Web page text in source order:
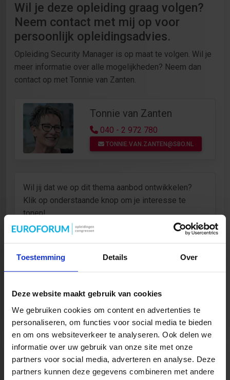
Toestemming Details Over
Deze website maakt gebruik van cookies
We gebruiken cookies om content en advertenties te
personaliseren, om functies voor social media te bieden
en om ons websiteverkeer te analyseren. Ook delen we
informatie over uw gebruik van onze site met onze
partners voor social media, adverteren en analyse. Deze
partners kunnen deze gegevens combineren met andere
Wil je deze opleiding graag volgen?
Neem contact met mij op voor
persoonlijk opleidingsadvies.
Opleiding Security Manager is op maat te volgen. Wil je
meer informatie over alle mogelijkheden? Neem dan
contact op met Tonnie van Zanten.
Tonnie van Zanten
040 - 2 972 780
TONNIE.VAN.ZANTEN@SBO.NL
Wil jij dat we op dit thema aanbod ontwikkelen?
Klik op onderstaande knop om je interesse te
tonen!
Bij voldoende interesse gaan we zo snel mogelijk